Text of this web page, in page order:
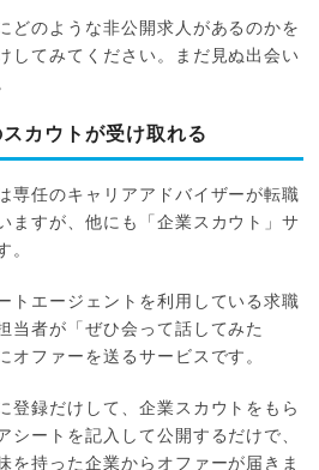
どのような非公開求人があるのかを
してみてください。まだ見ぬ出会い
カウトが受け取れる
専任のキャリアアドバイザーが転職
ますが、他にも「企業スカウト」サ
。
トエージェントを利用している求職
当者が「ぜひ会って話してみた
オファーを送るサービスです。
登録だけして、企業スカウトをもら
シートを記入して公開するだけで、
を持った企業からオファーが届きま